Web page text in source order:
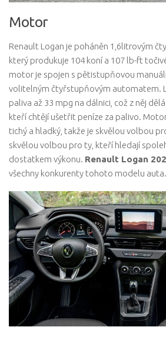
Motor
Renault Logan je poháněn 1,6litrovým
který produkuje 104 koní a 107 lb-ft
motor je spojen s pětistupňovou
volitelným čtyřstupňovým automatem.
paliva až 33 mpg na dálnici, což z něj
kteří chtějí ušetřit peníze za palivo.
tichý a hladký, takže je skvělou volbou
skvělou volbou pro ty, kteří hledají
dostatkem výkonu. Renault Logan
všechny konkurenty tohoto modelu auta.